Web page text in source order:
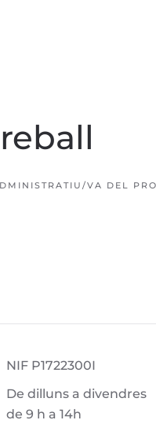
VA DEL
NIF P1722300I
De dilluns a divendres
de 9 h a 14h